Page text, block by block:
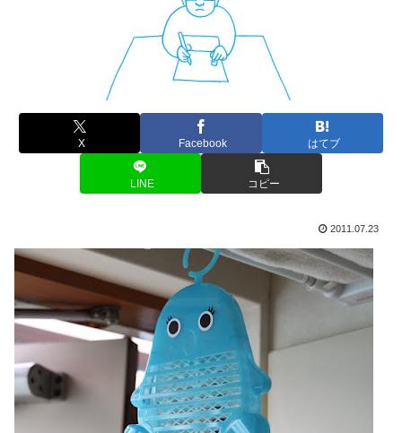
X Facebook はてブ
LINE コピー
2011.07.23